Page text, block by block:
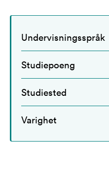
Undervisningsspråk
Studiepoeng
Studiested
Varighet